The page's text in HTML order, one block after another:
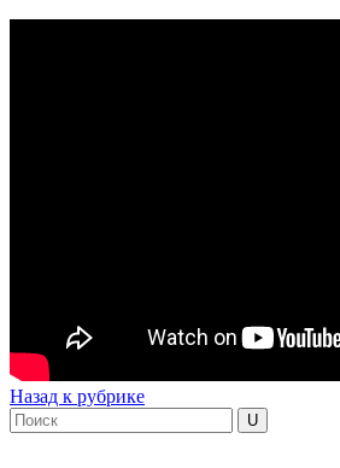
Назад к рубрике